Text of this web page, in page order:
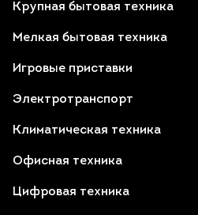
Крупная бытовая техника
Мелкая бытовая техника
Игровые приставки
Электротранспорт
Климатическая техника
Офисная техника
Цифровая техника